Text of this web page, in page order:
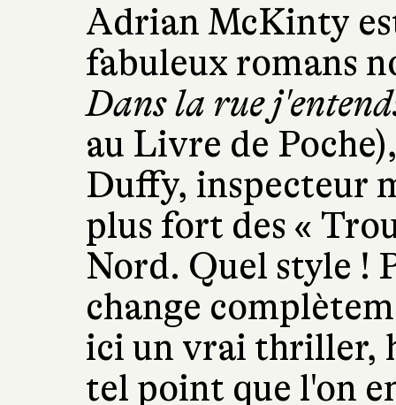
Adrian McKinty
fabuleux romans
Dans la rue
au Livre de
Duffy, inspecteur
plus fort des «
Nord. Quel style !
change
ici un vrai thriller,
tel point que l'on